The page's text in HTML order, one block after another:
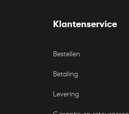
Klantenservice
Bestellen
Betaling
Levering